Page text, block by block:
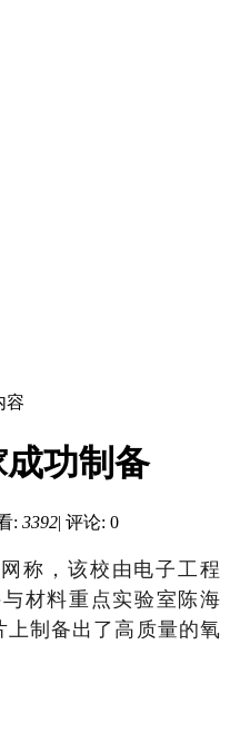
容
功制备
: 3392| 评论: 0
称，该校由电子工程
材料重点实验室陈海
制备出了高质量的氧